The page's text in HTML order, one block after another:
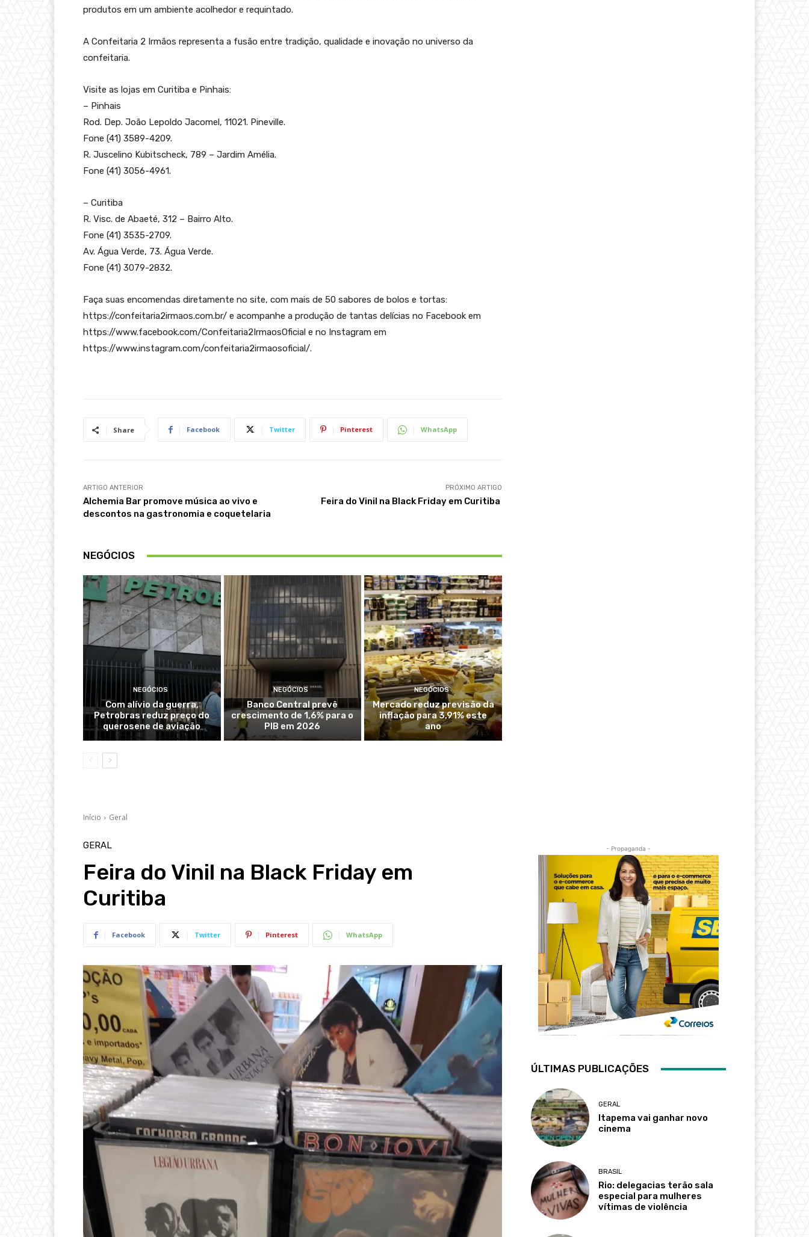
produtos em um ambiente acolhedor e requintado.
A Confeitaria 2 Irmãos representa a fusão entre tradição, qualidade e inovação no universo da
confeitaria.
Visite as lojas em Curitiba e Pinhais:
– Pinhais
Rod. Dep. João Lepoldo Jacomel, 11021. Pineville.
Fone (41) 3589-4209.
R. Juscelino Kubitscheck, 789 – Jardim Amélia.
Fone (41) 3056-4961.
– Curitiba
R. Visc. de Abaeté, 312 – Bairro Alto.
Fone (41) 3535-2709.
Av. Água Verde, 73. Água Verde.
Fone (41) 3079-2832.
Faça suas encomendas diretamente no site, com mais de 50 sabores de bolos e tortas:
https://confeitaria2irmaos.com.br/ e acompanhe a produção de tantas delícias no Facebook em
https://www.facebook.com/Confeitaria2IrmaosOficial e no Instagram em
https://www.instagram.com/confeitaria2irmaosoficial/.
Share Facebook Twitter Pinterest WhatsApp
ARTIGO ANTERIOR
Alchemia Bar promove música ao vivo e
descontos na gastronomia e coquetelaria
PRÓXIMO ARTIGO
Feira do Vinil na Black Friday em Curitiba
NEGÓCIOS
NEGÓCIOS
Com alívio da guerra,
Petrobras reduz preço do
querosene de aviação
NEGÓCIOS
Banco Central prevê
crescimento de 1,6% para o
PIB em 2026
NEGÓCIOS
Mercado reduz previsão da
inflação para 3,91% este
ano